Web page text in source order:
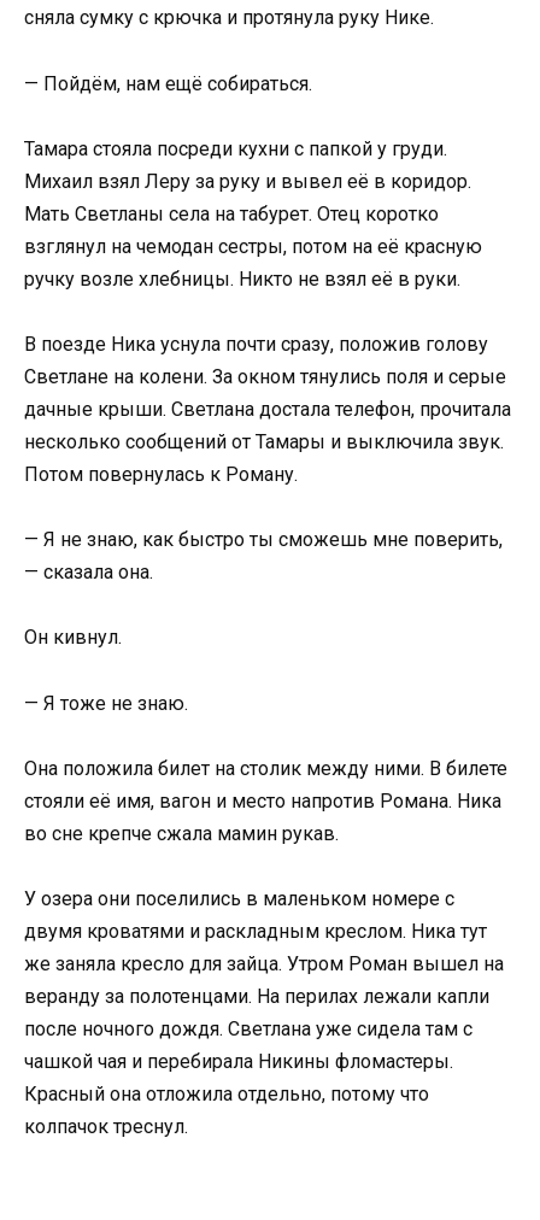
сняла сумку с крючка и протянула руку Нике.
— Пойдём, нам ещё собираться.
Тамара стояла посреди кухни с папкой у груди.
Михаил взял Леру за руку и вывел её в коридор.
Мать Светланы села на табурет. Отец коротко
взглянул на чемодан сестры, потом на её красную
ручку возле хлебницы. Никто не взял её в руки.
В поезде Ника уснула почти сразу, положив голову
Светлане на колени. За окном тянулись поля и серые
дачные крыши. Светлана достала телефон, прочитала
несколько сообщений от Тамары и выключила звук.
Потом повернулась к Роману.
— Я не знаю, как быстро ты сможешь мне поверить,
— сказала она.
Он кивнул.
— Я тоже не знаю.
Она положила билет на столик между ними. В билете
стояли её имя, вагон и место напротив Романа. Ника
во сне крепче сжала мамин рукав.
У озера они поселились в маленьком номере с
двумя кроватями и раскладным креслом. Ника тут
же заняла кресло для зайца. Утром Роман вышел на
веранду за полотенцами. На перилах лежали капли
после ночного дождя. Светлана уже сидела там с
чашкой чая и перебирала Никины фломастеры.
Красный она отложила отдельно, потому что
колпачок треснул.